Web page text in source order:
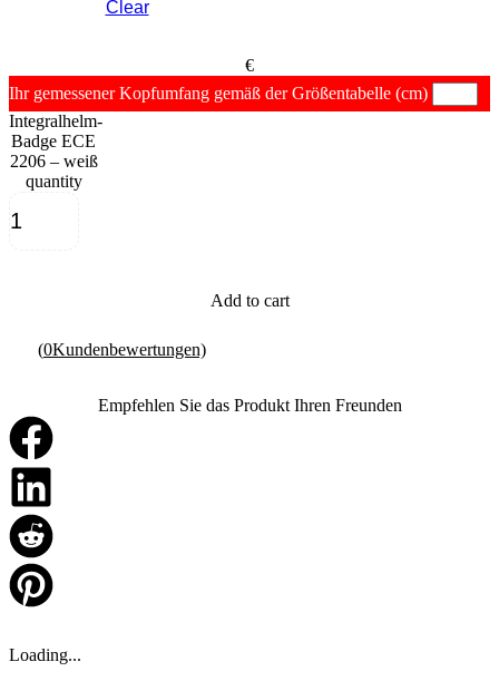
Clear
€
Ihr gemessener Kopfumfang gemäß der Größentabelle (cm)
Integralhelm-
Badge ECE
2206 – weiß
quantity
Add to cart
(0Kundenbewertungen)
Empfehlen Sie das Produkt Ihren Freunden
Loading...